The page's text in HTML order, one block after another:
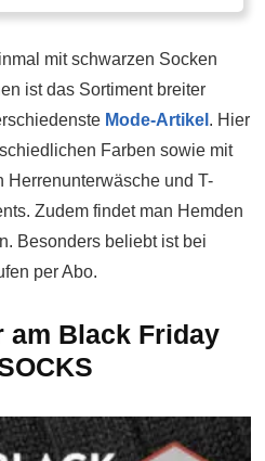
mit schwarzen Socken
ist das Sortiment breiter
Mode-Artikel . Hier
Farben sowie mit
Herrenunterwäsche und T-
Zudem findet man Hemden
Besonders beliebt ist bei
per Abo.
am Black Friday